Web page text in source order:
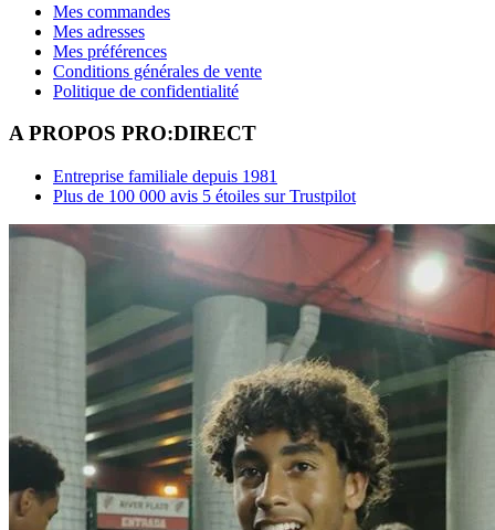
Mes commandes
Mes adresses
Mes préférences
Conditions générales de vente
Politique de confidentialité
A PROPOS PRO:DIRECT
Entreprise familiale depuis 1981
Plus de 100 000 avis 5 étoiles sur Trustpilot